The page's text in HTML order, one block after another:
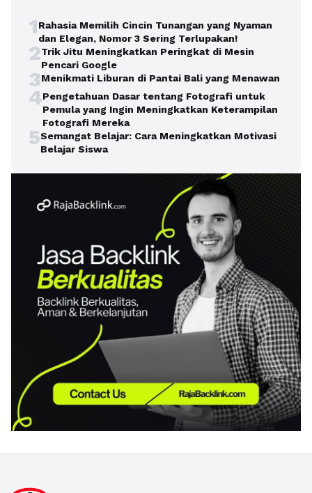
1Rahasia Memilih Cincin Tunangan yang Nyaman
dan Elegan, Nomor 3 Sering Terlupakan!
2Trik Jitu Meningkatkan Peringkat di Mesin
Pencari Google
3Menikmati Liburan di Pantai Bali yang Menawan
4Pengetahuan Dasar tentang Fotografi untuk
Pemula yang Ingin Meningkatkan Keterampilan
Fotografi Mereka
5Semangat Belajar: Cara Meningkatkan Motivasi
Belajar Siswa